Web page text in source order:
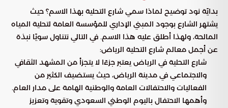
بدايًة نود توضيح لماذا سمي شارع التحلية بهذا الاسم؟ حيث
يشتهر الشارع بوجود المبني الإداري للمؤسسة العامة لتحلية المياه
المالحة، ولهذا أطلق عليه هذا الاسم. في التالي نتناول سويًا نبذة
عن أجمل معالم شارع التحلية الرياض:
شارع التحلية في الرياض يعتبر جزءًا لا يتجزأ من المشهد الثقافي
والاجتماعي في مدينة الرياض، حيث يستضيف الكثير من
الفعاليات والاحتفالات العامة والوطنية الهامة على مدار العام.
وأهمها الاحتفال باليوم الوطني السعودي وتقوية وتعزيز